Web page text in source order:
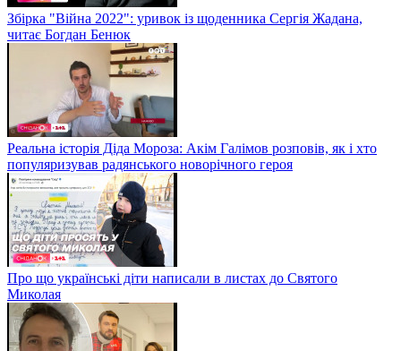
Збірка "Війна 2022": уривок із щоденника Сергія Жадана,
читає Богдан Бенюк
Реальна історія Діда Мороза: Акім Галімов розповів, як і хто
популяризував радянського новорічного героя
Про що українські діти написали в листах до Святого
Миколая